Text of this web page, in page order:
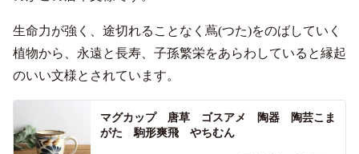
生命力が強く、途切れることなく蔦(つた)をのばしていく
植物から、永遠と長寿、子孫繁栄をあらわしていると縁起
のいい文様とされています。
マグカップ 唐草 ゴスアメ 陶器 陶芸こま
がた 駒形爽飛 やちむん